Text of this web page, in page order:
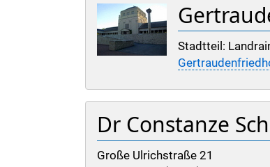
Stadtteil:
Dr Constanze
Große Ulrichstraße 21